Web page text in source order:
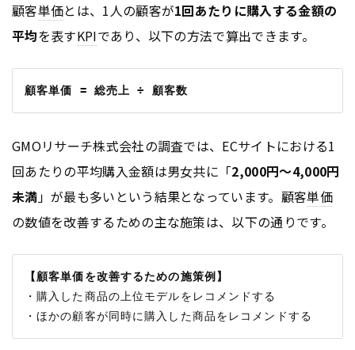
顧客単価とは、1人の顧客が1回あたりに購入する金額の
平均を表すKPIであり、以下の方法で算出できます。
顧客単価 = 総売上 ÷ 顧客数
GMOリサーチ株式会社の調査では、ECサイトにおける1
回あたりの平均購入金額は男女共に「2,000円～4,000円
未満」が最も多いという結果となっています。顧客単価
の数値を改善するための主な施策は、以下の通りです。
【顧客単価を改善するための施策例】
・購入した商品の上位モデルをレコメンドする